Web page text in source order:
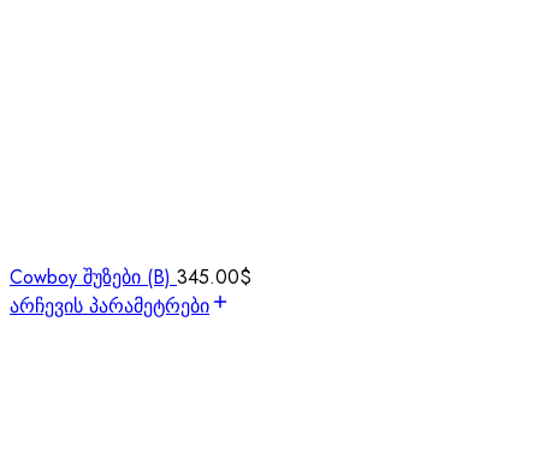
Cowboy შუზები (B) 345.00$
არჩევის პარამეტრები